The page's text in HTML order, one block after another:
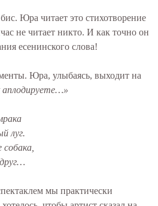
Юра читает это стихотворение
не читает никто. И как точно он
есенинского слова!
Юра, улыбаясь, выходит на
луг.
мы практически